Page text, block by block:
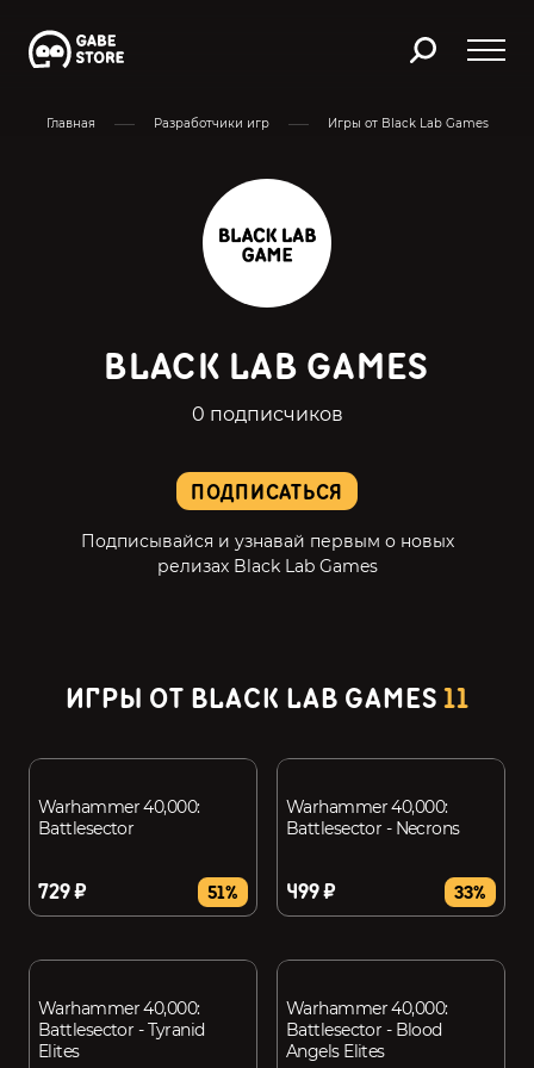
Главная Разработчики игр Игры от Black Lab Games
ПОДПИСАТЬСЯ
Подписывайся и узнавай первым о новых
релизах Black Lab Games
BLACK LAB GAMES
0 подписчиков
ИГРЫ ОТ BLACK LAB GAMES 11
Warhammer 40,000:
Battlesector
729 ₽ 51%
Warhammer 40,000:
Battlesector - Necrons
499 ₽ 33%
Warhammer 40,000:
Battlesector - Tyranid
Elites
Warhammer 40,000:
Battlesector - Blood
Angels Elites